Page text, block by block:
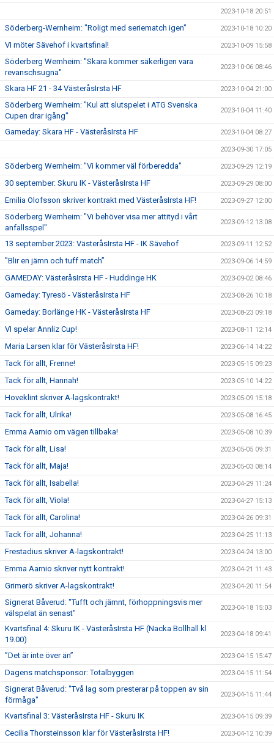
2023-10-18 20:51
Söderberg-Wernheim: "Roligt med seriematch igen" 2023-10-18 10:20
VI möter Sävehof i kvartsfinal! 2023-10-09 15:58
Söderberg Wernheim: "Skara kommer säkerligen vara
revanschsugna"
2023-10-06 08:46
Skara HF 21 - 34 VästeråsIrsta HF 2023-10-04 21:00
Söderberg Wernheim: "Kul att slutspelet i ATG Svenska
Cupen drar igång"
2023-10-04 11:40
Gameday: Skara HF - VästeråsIrsta HF 2023-10-04 08:27
2023-09-30 17:05
Söderberg Wernheim: "Vi kommer väl förberedda" 2023-09-29 12:19
30 september: Skuru IK - VästeråsIrsta HF 2023-09-29 08:00
Emilia Olofsson skriver kontrakt med VästeråsIrsta HF! 2023-09-27 12:00
Söderberg Wernheim: "Vi behöver visa mer attityd i vårt
anfallsspel"
2023-09-12 13:08
13 september 2023: VästeråsIrsta HF - IK Sävehof 2023-09-11 12:52
”Blir en jämn och tuff match” 2023-09-06 14:59
GAMEDAY: VästeråsIrsta HF - Huddinge HK 2023-09-02 08:46
Gameday: Tyresö - VästeråsIrsta HF 2023-08-26 10:18
Gameday: Borlänge HK - VästeråsIrsta HF 2023-08-23 09:18
VI spelar Annliz Cup! 2023-08-11 12:14
Maria Larsen klar för VästeråsIrsta HF! 2023-06-14 14:22
Tack för allt, Frenne! 2023-05-15 09:23
Tack för allt, Hannah! 2023-05-10 14:22
Hoveklint skriver A-lagskontrakt! 2023-05-09 15:18
Tack för allt, Ulrika! 2023-05-08 16:45
Emma Aarnio om vägen tillbaka! 2023-05-08 10:39
Tack för allt, Lisa! 2023-05-05 09:31
Tack för allt, Maja! 2023-05-03 08:14
Tack för allt, Isabella! 2023-04-29 11:24
Tack för allt, Viola! 2023-04-27 15:13
Tack för allt, Carolina! 2023-04-26 09:31
Tack för allt, Johanna! 2023-04-25 11:13
Frestadius skriver A-lagskontrakt! 2023-04-24 13:00
Emma Aarnio skriver nytt kontrakt! 2023-04-21 11:43
Grimerö skriver A-lagskontrakt! 2023-04-20 11:54
Signerat Båverud: "Tufft och jämnt, förhoppningsvis mer
välspelat än senast"
2023-04-18 15:03
Kvartsfinal 4: Skuru IK - VästeråsIrsta HF (Nacka Bollhall kl
19.00)
2023-04-18 09:41
”Det är inte över än” 2023-04-15 15:47
Dagens matchsponsor: Totalbyggen 2023-04-15 11:54
Signerat Båverud: "Två lag som presterar på toppen av sin
förmåga"
2023-04-15 11:44
Kvartsfinal 3: VästeråsIrsta HF - Skuru IK 2023-04-15 09:39
Cecilia Thorsteinsson klar för VästeråsIrsta HF! 2023-04-12 10:39